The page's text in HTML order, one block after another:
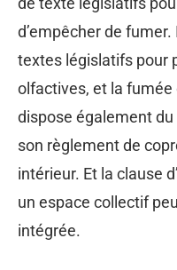
d’empêcher de
textes législatifs pour
olfactives, et la
dispose également
son règlement de
intérieur. Et la clause
un espace collectif
intégrée.